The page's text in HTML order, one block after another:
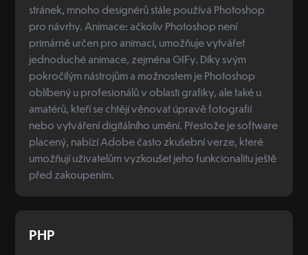
stránek, mnoho designérů stále používá Photoshop
pro návrhy. Animace: ačkoliv Photoshop není
primárně určen pro animaci, umožňuje vytvářet
jednoduché animace, zejména GIFy. Díky svým
pokročilým nástrojům a možnostem je Photoshop
oblíbený u profesionálů v oblasti grafiky, ale také u
amatérů, kteří se chtějí věnovat úpravě fotografií
nebo vytváření digitálního umění. Přestože je software
placený, nabízí Adobe často zkušební verze, které
umožňují uživatelům vyzkoušet jeho funkcionalitu ještě
před zakoupením.
PHP